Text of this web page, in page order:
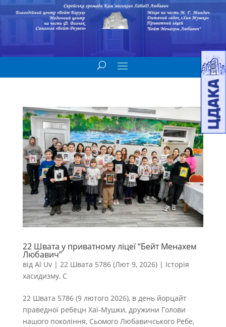
22 Швата у приватному ліцеї “Бейт Менахем
Любавич”
від Al Uv| 22 Швата 5786 (Лют 9, 2026)| Історія
хасидизму, С
22 Швата 5786 (9 лютого 2026), в день йорцайт
праведної ребецн Хаї-Мушки, дружини Голови
нашого покоління, Сьомого Любавичського Ребе,